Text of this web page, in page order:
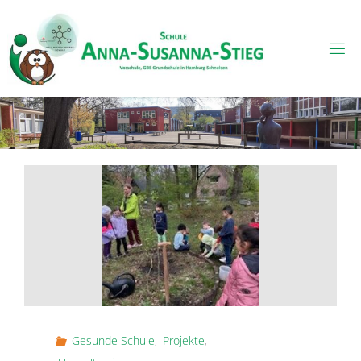
content
Gesunde Schule, Projekte,